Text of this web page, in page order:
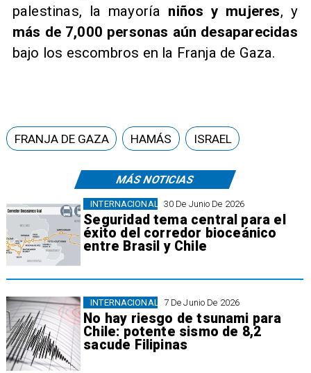
palestinas, la mayoría niños y mujeres, y
más de 7,000 personas aún desaparecidas
bajo los escombros en la Franja de Gaza.
MÁS NOTICIAS
30 De Junio De 2026
Seguridad tema central para el
éxito del corredor bioceánico
entre Brasil y Chile
INTERNACIONAL
7 De Junio De 2026
No hay riesgo de tsunami para
Chile: potente sismo de 8,2
sacude Filipinas
INTERNACIONAL
FRANJA DE GAZA HAMÁS ISRAEL